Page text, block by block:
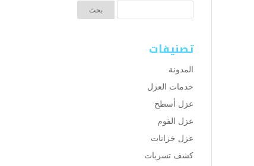
تصنيفات
المدونة
خدمات العزل
عزل أسطح
عزل الفوم
عزل خزانات
كشف تسربات